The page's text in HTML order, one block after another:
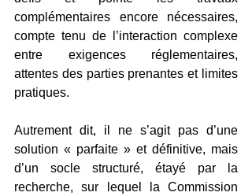
complémentaires encore nécessaires,
compte tenu de l’interaction complexe
entre exigences réglementaires,
attentes des parties prenantes et limites
pratiques.
Autrement dit, il ne s’agit pas d’une
solution « parfaite » et définitive, mais
d’un socle structuré, étayé par la
recherche, sur lequel la Commission